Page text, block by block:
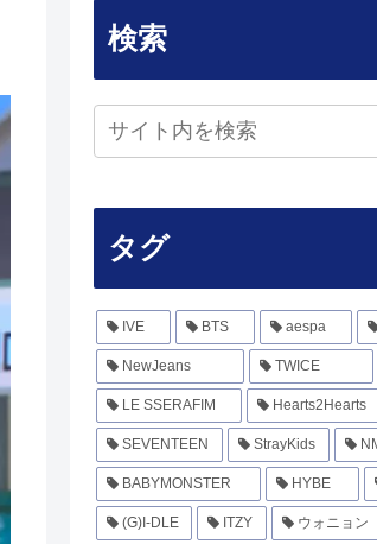
検索
タグ
IVE BTS aespa
NewJeans TWICE
LE SSERAFIM Hearts2Hearts
SEVENTEEN StrayKids
BABYMONSTER HYBE
(G)I-DLE ITZY ウォニョン